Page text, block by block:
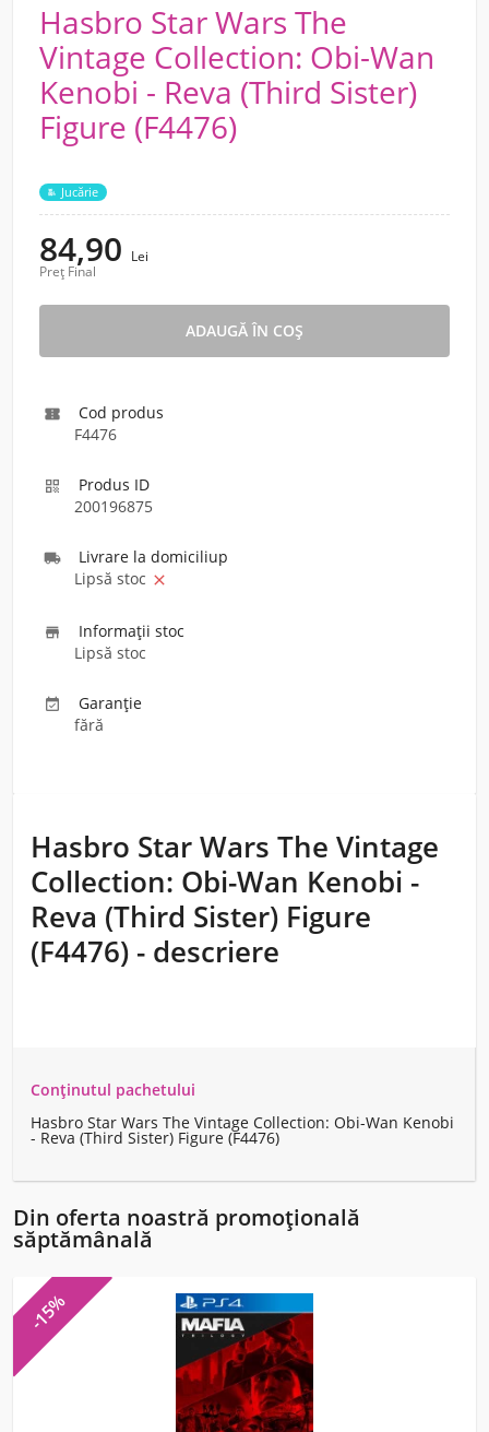
Hasbro Star Wars The
Vintage Collection: Obi-Wan
Kenobi - Reva (Third Sister)
Figure (F4476)
Jucărie
84,90 Lei
Preț Final

Cod produs
F4476

Produs ID
200196875
 Livrare la domiciliup
Lipsă stoc 

Informaţii stoc
Lipsă stoc

Garanție
fără
Hasbro Star Wars The Vintage
Collection: Obi-Wan Kenobi -
Reva (Third Sister) Figure
(F4476) - descriere
Conținutul pachetului
Hasbro Star Wars The Vintage Collection: Obi-Wan Kenobi
- Reva (Third Sister) Figure (F4476)
Din oferta noastră promoțională
săptămânală
-15%